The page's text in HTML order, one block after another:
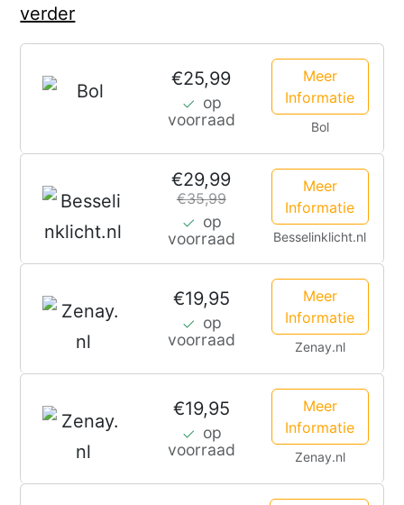
verderNaamloos
€25,99
op
voorraad
Meer
Informatie
Bol
€29,99
€35,99
op
voorraad
Meer
Informatie
Besselinklicht.nl
€19,95
op
voorraad
Meer
Informatie
Zenay.nl
€19,95
op
voorraad
Meer
Informatie
Zenay.nl